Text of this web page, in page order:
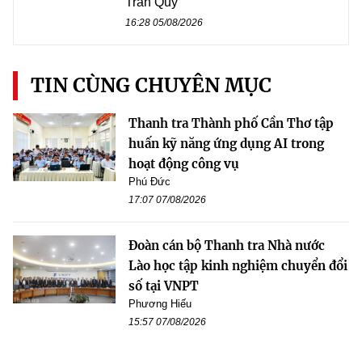
16:28 05/08/2026
TIN CÙNG CHUYÊN MỤC
Thanh tra Thành phố Cần Thơ tập
huấn kỹ năng ứng dụng AI trong
hoạt động công vụ
Phú Đức
17:07 07/08/2026
Đoàn cán bộ Thanh tra Nhà nước
Lào học tập kinh nghiệm chuyển đổi
số tại VNPT
Phương Hiếu
15:57 07/08/2026